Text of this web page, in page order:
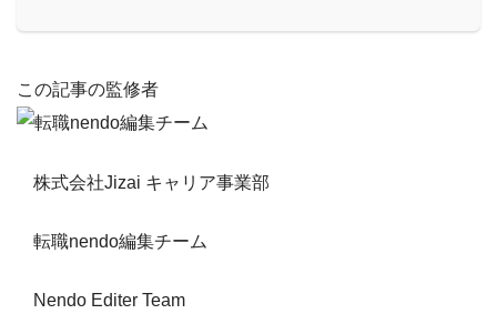
この記事の監修者
株式会社Jizai キャリア事業部
転職nendo編集チーム
Nendo Editer Team